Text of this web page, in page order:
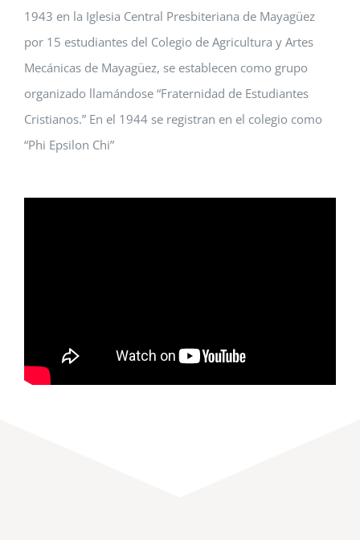
1943 en la Iglesia Central Presbiteriana de Mayagüez
por 15 estudiantes del Colegio de Agricultura y Artes
Mecánicas de Mayagüez, se establecen como grupo
organizado llamándose “Fraternidad de Estudiantes
Cristianos.” En el 1944 se registran en el colegio como
“Phi Epsilon Chi”